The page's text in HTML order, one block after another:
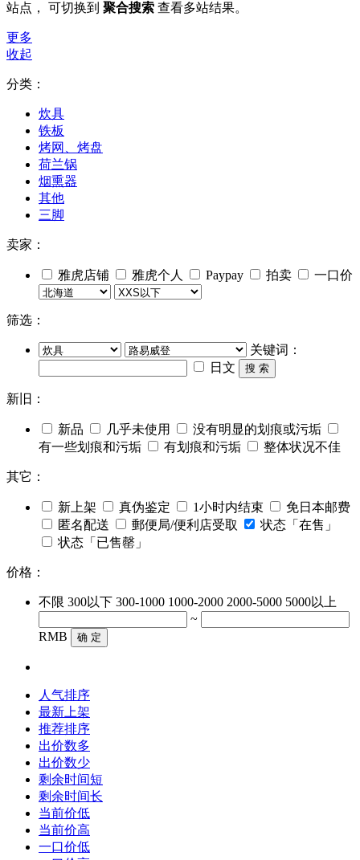
站点， 可切换到 聚合搜索 查看多站结果。
更多
收起
分类：
炊具
铁板
烤网、烤盘
荷兰锅
烟熏器
其他
三脚
卖家：
雅虎店铺 雅虎个人 Paypay 拍卖 一口价
筛选：
关键词：
日文
搜 索
新旧：
新品 几乎未使用
没有明显的划痕或污垢
有一些划痕和污垢
有划痕和污垢 整体状况不佳
其它：
新上架 真伪鉴定 1小时内结束
免日本邮费
匿名配送
郵便局/便利店受取
状态「在售」
状态「已售罄」
价格：
不限 300以下 300-1000 1000-2000 2000-5000 5000以上
~
RMB
确 定
人气排序
最新上架
推荐排序
出价数多
出价数少
剩余时间短
剩余时间长
当前价低
当前价高
一口价低